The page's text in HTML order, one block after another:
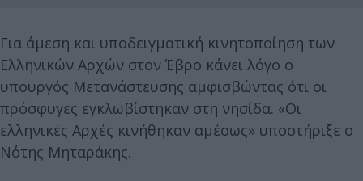
Για άμεση και υποδειγματική κινητοποίηση των
Ελληνικών Αρχών στον Έβρο κάνει λόγο ο
υπουργός Μετανάστευσης αμφισβώντας ότι οι
πρόσφυγες εγκλωβίστηκαν στη νησίδα. «Οι
ελληνικές Αρχές κινήθηκαν αμέσως» υποστήριξε ο
Νότης Μηταράκης.